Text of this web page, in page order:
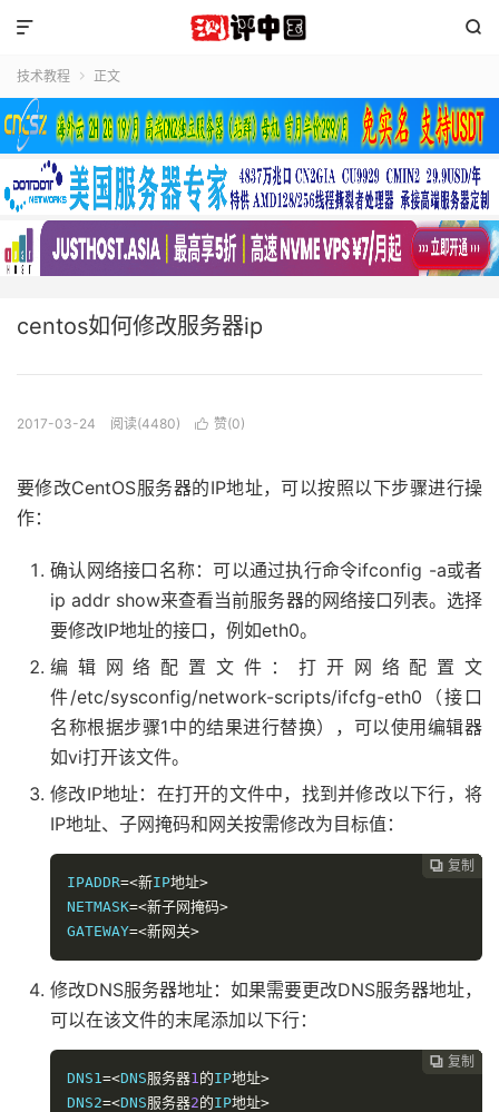


技术教程  正文
centos如何修改服务器ip
2017-03-24 阅读(4480)  赞(0)
要修改CentOS服务器的IP地址，可以按照以下步骤进行操
作：
确认网络接口名称：可以通过执行命令ifconfig -a或者
ip addr show来查看当前服务器的网络接口列表。选择
要修改IP地址的接口，例如eth0。
编辑网络配置文件：打开网络配置文
件/etc/sysconfig/network-scripts/ifcfg-eth0（接口
名称根据步骤1中的结果进行替换），可以使用编辑器
如vi打开该文件。
修改IP地址：在打开的文件中，找到并修改以下行，将
IP地址、子网掩码和网关按需修改为目标值：
 复制
 复制
 复制
 复制
 复制
IPADDR=<新IP地址>
NETMASK=<新子网掩码>
GATEWAY=<新网关>
修改DNS服务器地址：如果需要更改DNS服务器地址，
可以在该文件的末尾添加以下行：
 复制
 复制
 复制
 复制
DNS1=<DNS服务器1的IP地址>
DNS2=<DNS服务器2的IP地址>